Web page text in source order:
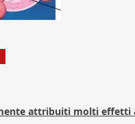
attribuiti molti effetti